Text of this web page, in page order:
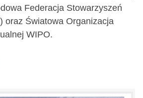
Federacja Stowarzyszeń
oraz Światowa Organizacja
WIPO.